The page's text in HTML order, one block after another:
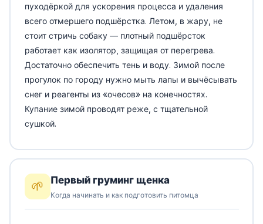
пуходёркой для ускорения процесса и удаления
всего отмершего подшёрстка. Летом, в жару, не
стоит стричь собаку — плотный подшёрсток
работает как изолятор, защищая от перегрева.
Достаточно обеспечить тень и воду. Зимой после
прогулок по городу нужно мыть лапы и вычёсывать
снег и реагенты из «очесов» на конечностях.
Купание зимой проводят реже, с тщательной
сушкой.
🌱 Первый груминг щенка
Когда начинать и как подготовить питомца